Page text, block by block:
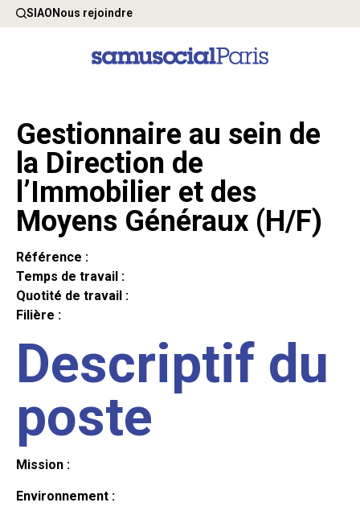
SIAONous rejoindre
Gestionnaire au sein de
la Direction de
l’Immobilier et des
Moyens Généraux (H/F)
Référence :
Temps de travail :
Quotité de travail :
Filière :
Descriptif du
poste
Mission :
Environnement :